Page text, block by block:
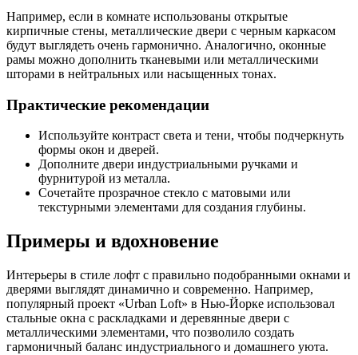
Например, если в комнате использованы открытые
кирпичные стены, металлические двери с черным каркасом
будут выглядеть очень гармонично. Аналогично, оконные
рамы можно дополнить тканевыми или металлическими
шторами в нейтральных или насыщенных тонах.
Практические рекомендации
Используйте контраст света и тени, чтобы подчеркнуть
формы окон и дверей.
Дополните двери индустриальными ручками и
фурнитурой из металла.
Сочетайте прозрачное стекло с матовыми или
текстурными элементами для создания глубины.
Примеры и вдохновение
Интерьеры в стиле лофт с правильно подобранными окнами и
дверями выглядят динамично и современно. Например,
популярный проект «Urban Loft» в Нью-Йорке использовал
стальные окна с раскладками и деревянные двери с
металлическими элементами, что позволило создать
гармоничный баланс индустриального и домашнего уюта.